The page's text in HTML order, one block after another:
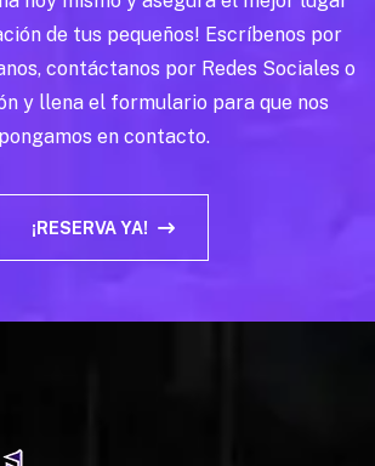
de tus pequeños! Escríbenos por
contáctanos por Redes Sociales o
y llena el formulario para que nos
pongamos en contacto.
¡RESERVA YA!